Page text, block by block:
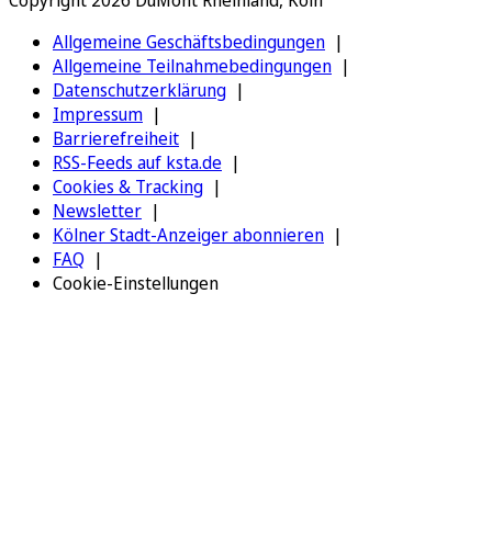
Allgemeine Geschäftsbedingungen
Allgemeine Teilnahmebedingungen
Datenschutzerklärung
Impressum
Barrierefreiheit
RSS-Feeds auf ksta.de
Cookies & Tracking
Newsletter
Kölner Stadt-Anzeiger abonnieren
FAQ
Cookie-Einstellungen